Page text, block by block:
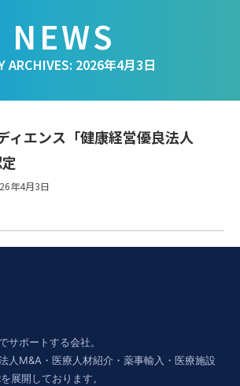
ARCHIVES: 2026年4月3日
ィエンス「健康経営優良法人
年4月3日
サポートする会社。
人M&A・医療人材紹介・薬事輸入・医療施設
展開しております。